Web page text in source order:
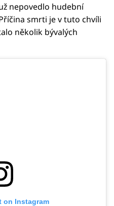
nepovedlo hudební
smrti je v tuto chvíli
několik bývalých
on Instagram